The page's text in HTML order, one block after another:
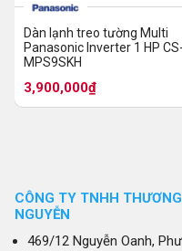
Dàn lạnh treo tường Multi
Panasonic Inverter 1 HP CS-
MPS9SKH
3,900,000₫
CÔNG TY TNHH
NGUYỄN
469/12 Nguyễn Oanh,